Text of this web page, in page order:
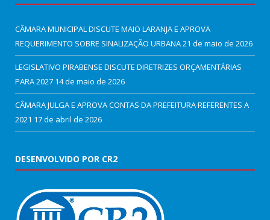
CÂMARA MUNICIPAL DISCUTE MAIO LARANJA E APROVA
REQUERIMENTO SOBRE SINALIZAÇÃO URBANA21 de maio de 2026
LEGISLATIVO PIRABENSE DISCUTE DIRETRIZES ORÇAMENTÁRIAS
PARA 2027 14 de maio de 2026
CÂMARA JULGA E APROVA CONTAS DA PREFEITURA REFERENTES A
2021 17 de abril de 2026
DESENVOLVIDO POR CR2